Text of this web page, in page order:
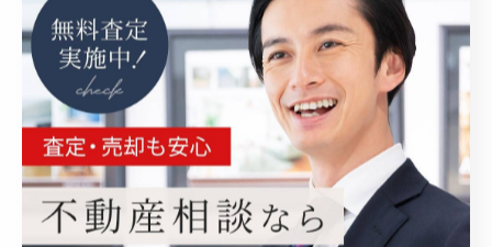
株式会社ほんじょう不動産
住所 :埼玉県本庄市見福二丁目8番4号
ほんじょう不動産ビル4階
電話番号 :0495-71-7013
FAX番号 :0495-71-7014
--------------------------------------------------------------------